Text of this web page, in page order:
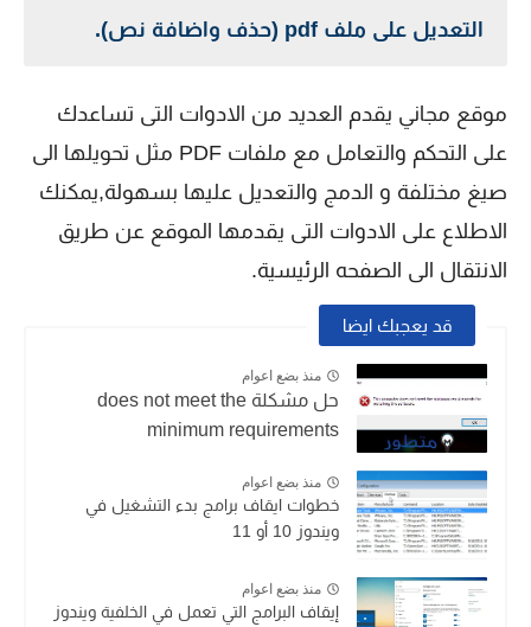
التعديل على ملف pdf (حذف واضافة نص).
موقع مجاني يقدم العديد من الادوات التى تساعدك
على التحكم والتعامل مع ملفات PDF مثل تحويلها الى
صيغ مختلفة و الدمج والتعديل عليها بسهولة,يمكنك
الاطلاع على الادوات التى يقدمها الموقع عن طريق
الانتقال الى الصفحه الرئيسية.
قد يعجبك ايضا
منذ بضع اعوام
حل مشكلة does not meet the
minimum requirements
منذ بضع اعوام
خطوات ايقاف برامج بدء التشغيل في
ويندوز 10 أو 11
منذ بضع اعوام
إيقاف البرامج التي تعمل في الخلفية ويندوز